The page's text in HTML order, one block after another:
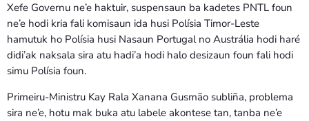
Xefe Governu ne’e haktuir, suspensaun ba kadetes PNTL foun
ne’e hodi kria fali komisaun ida husi Polísia Timor-Leste
hamutuk ho Polísia husi Nasaun Portugal no Austrália hodi haré
didi’ak naksala sira atu hadi’a hodi halo desizaun foun fali hodi
simu Polísia foun.
Primeiru-Ministru Kay Rala Xanana Gusmão subliña, problema
sira ne’e, hotu mak buka atu labele akontese tan, tanba ne’e